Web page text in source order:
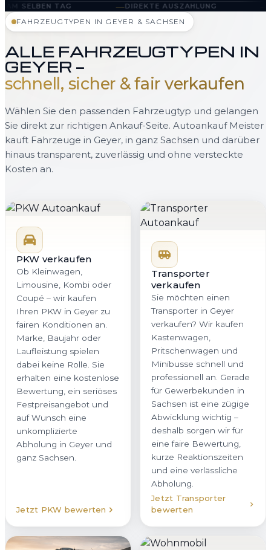
—DIREKTE AUSZAHLUNG —ABHOLUNG IN
FAHRZEUGTYPEN IN GEYER & SACHSEN
ALLE FAHRZEUGTYPEN IN
GEYER —
schnell, sicher & fair verkaufen
Wählen Sie den passenden Fahrzeugtyp und gelangen
Sie direkt zur richtigen Ankauf-Seite. Autoankauf Meister
kauft Fahrzeuge in Geyer, in ganz Sachsen und darüber
hinaus transparent, zuverlässig und ohne versteckte
Kosten an.
PKW verkaufen
Ob Kleinwagen,
Limousine, Kombi oder
Coupé – wir kaufen
Ihren PKW in Geyer zu
fairen Konditionen an.
Marke, Baujahr oder
Laufleistung spielen
dabei keine Rolle. Sie
erhalten eine kostenlose
Bewertung, ein seriöses
Festpreisangebot und
auf Wunsch eine
unkomplizierte
Abholung in Geyer und
ganz Sachsen.
Jetzt PKW bewerten
Transporter
verkaufen
Sie möchten einen
Transporter in Geyer
verkaufen? Wir kaufen
Kastenwagen,
Pritschenwagen und
Minibusse schnell und
professionell an. Gerade
für Gewerbekunden in
Sachsen ist eine zügige
Abwicklung wichtig –
deshalb sorgen wir für
eine faire Bewertung,
kurze Reaktionszeiten
und eine verlässliche
Abholung.
Jetzt Transporter
bewerten